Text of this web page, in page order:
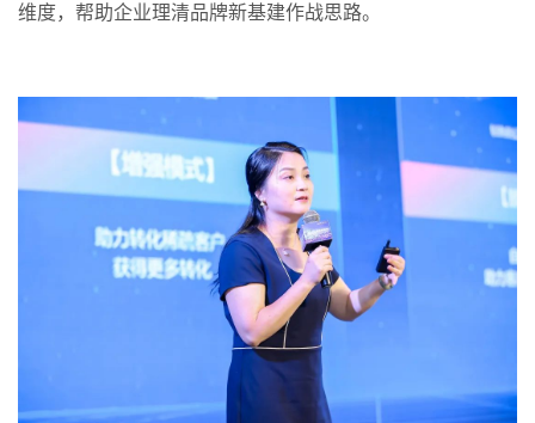
维度，帮助企业理清品牌新基建作战思路。